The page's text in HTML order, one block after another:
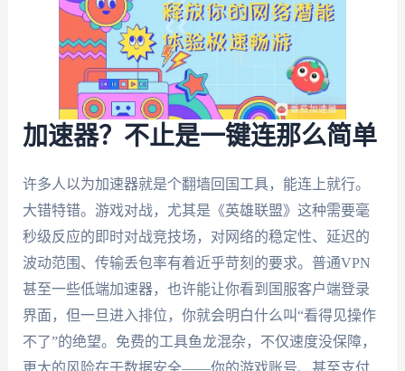
加速器？不止是一键连那么简单
许多人以为加速器就是个翻墙回国工具，能连上就行。
大错特错。游戏对战，尤其是《英雄联盟》这种需要毫
秒级反应的即时对战竞技场，对网络的稳定性、延迟的
波动范围、传输丢包率有着近乎苛刻的要求。普通VPN
甚至一些低端加速器，也许能让你看到国服客户端登录
界面，但一旦进入排位，你就会明白什么叫“看得见操作
不了”的绝望。免费的工具鱼龙混杂，不仅速度没保障，
更大的风险在于数据安全——你的游戏账号、甚至支付